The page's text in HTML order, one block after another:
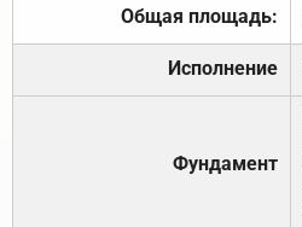
Общая площадь:
Исполнение
Фундамент